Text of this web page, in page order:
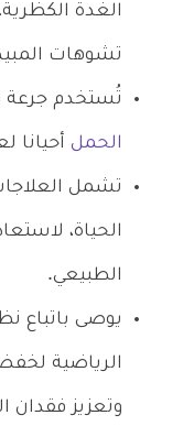
الغدة
تشوهات
تُستخدم
الحمل أحيانا
تشمل
الحياة،
الطبيعي.
يوصى باتباع
الرياضية
وتعزيز فقدان